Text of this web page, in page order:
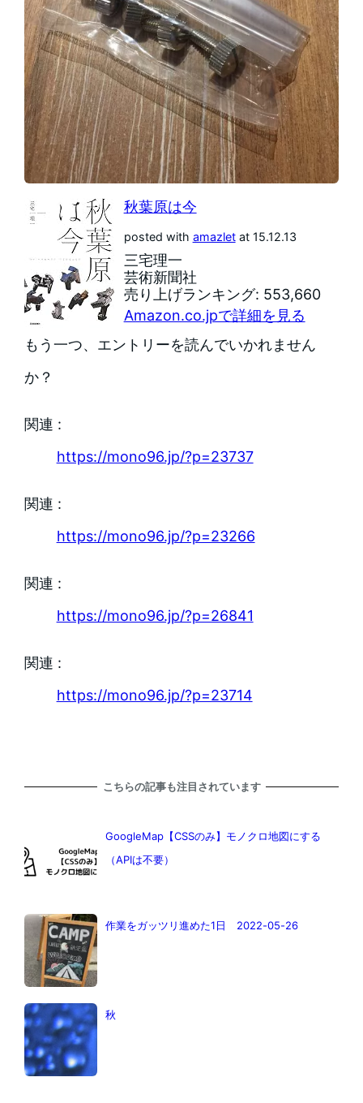
秋葉原は今
posted with amazletat 15.12.13
三宅理一
芸術新聞社
売り上げランキング: 553,660
Amazon.co.jpで詳細を見る
もう一つ、エントリーを読んでいかれません
か？
関連 :
https://mono96.jp/?p=23737
関連 :
https://mono96.jp/?p=23266
関連 :
https://mono96.jp/?p=26841
関連 :
https://mono96.jp/?p=23714
こちらの記事も注目されています
GoogleMap【CSSのみ】モノクロ地図にする
（APIは不要）
作業をガッツリ進めた1日 2022-05-26
秋